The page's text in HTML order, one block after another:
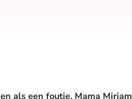
als een foutje. Mama Mirjam